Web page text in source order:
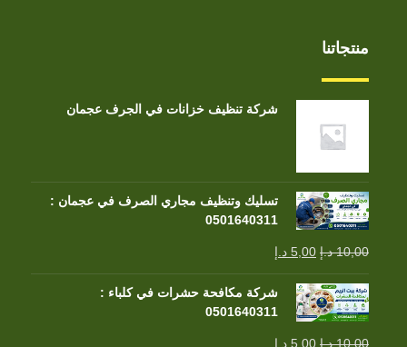
منتجاتنا
شركة تنظيف خزانات في الجرف عجمان
تسليك وتنظيف مجاري الصرف في عجمان :
0501640311
10,00 د.إ 5,00 د.إ
شركة مكافحة حشرات في كلباء :
0501640311
10,00 د.إ 5,00 د.إ